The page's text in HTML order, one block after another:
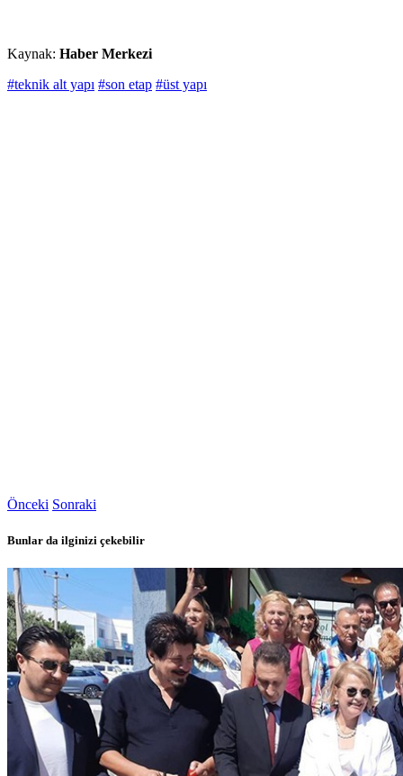
Kaynak: Haber Merkezi
#teknik alt yapı #son etap #üst yapı
Önceki Sonraki
Bunlar da ilginizi çekebilir